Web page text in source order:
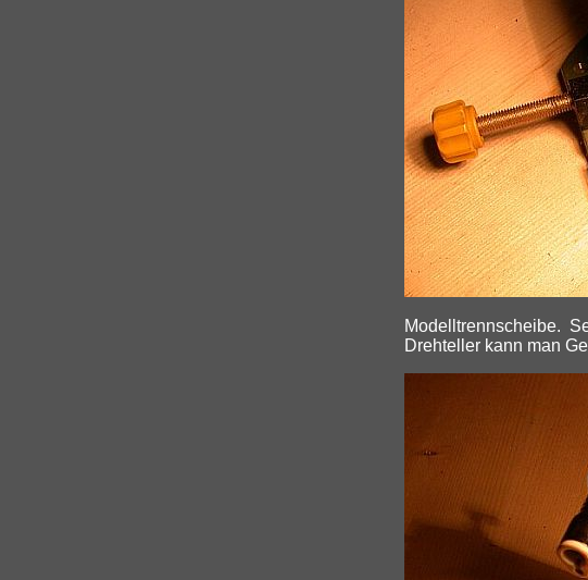
Modelltrennscheibe.
Drehteller kann man